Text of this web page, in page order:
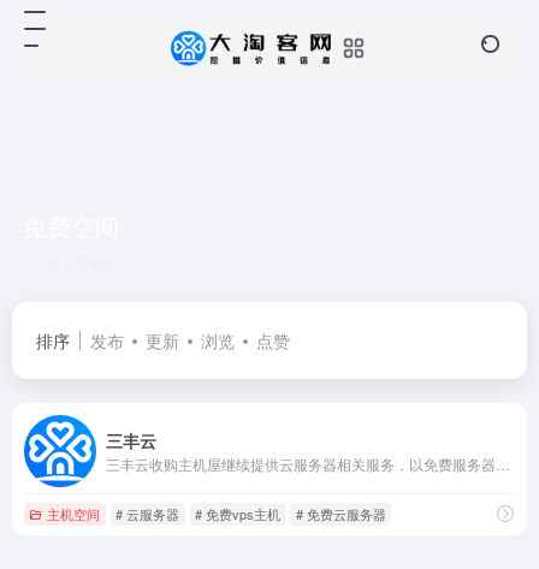
排序 发布 更新 浏览 点赞
三丰云
主机空间 # 云服务器 # 免费vps主机 # 免费云服务器